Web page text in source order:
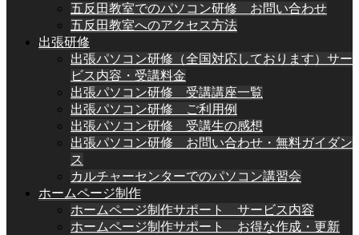
五反田教室でのパソコン研修 お問い合わせ
五反田教室へのアクセス方法
出張研修
出張パソコン研修（全国対応しております）サー
ビス内容・受講料金
出張パソコン研修 受講講座一覧
出張パソコン研修 ご利用例
出張パソコン研修 受講生の感想
出張パソコン研修 お問い合わせ・無料ガイダン
ス
カルチャーセンターでのパソコン講習会
ホームページ制作
ホームページ制作サポート サービス内容
ホームページ制作サポート お得な作成・更新